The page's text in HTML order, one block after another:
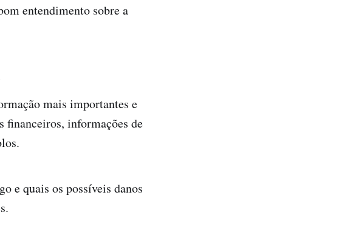
entendimento sobre a
mais importantes e
financeiros, informações de
e quais os possíveis danos